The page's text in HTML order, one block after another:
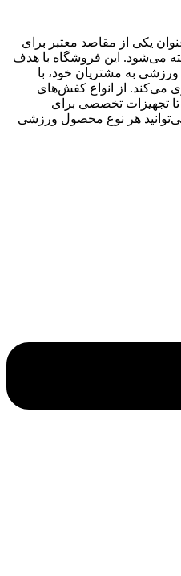
یکی از مقاصد معتبر برای
می‌شود. این فروشگاه با هدف
ورزشی به مشتریان خود، با
می‌کند. از انواع کفش‌های
تجهیزات تخصصی برای
هر نوع محصول ورزشی